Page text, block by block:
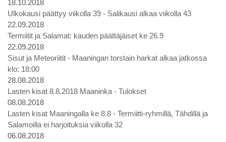
18.10.2018
Ulkokausi päättyy viikolla 39 - Salikausi alkaa viikolla 43
22.09.2018
Termiitit ja Salamat: kauden päättäjäiset ke 26.9
22.09.2018
Sisut ja Meteoriitit - Maaningan torstain harkat alkaa jatkossa
klo: 18:00
28.08.2018
Lasten kisat 8.8.2018 Maaninka - Tulokset
08.08.2018
Lasten kisat Maaningalla ke 8.8 - Termiitti-ryhmillä, Tähdillä ja
Salamoilla ei harjoituksia viikolla 32
06.08.2018